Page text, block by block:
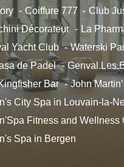
Coiffure 777
Club
Décorateur
La
Yacht Club
Waterski
de Padel
Bar
John
City Spa in Louvain-la-
Fitness and Wellness
Spa in Bergen